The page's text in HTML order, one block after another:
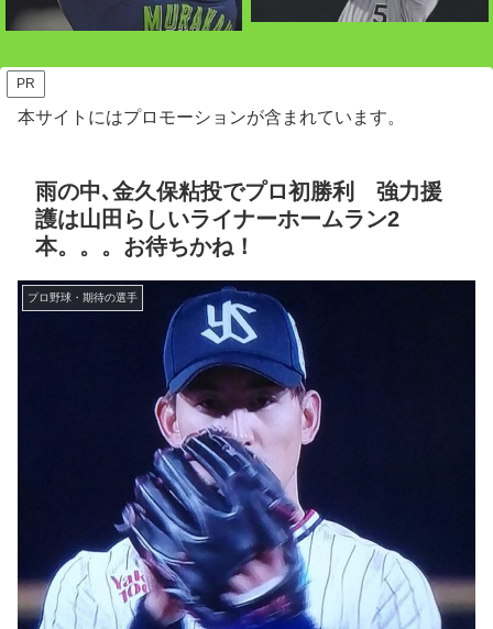
PR
本サイトにはプロモーションが含まれています。
雨の中､金久保粘投でプロ初勝利 強力援
護は山田らしいライナーホームラン2
本。。。お待ちかね！
プロ野球・期待の選手